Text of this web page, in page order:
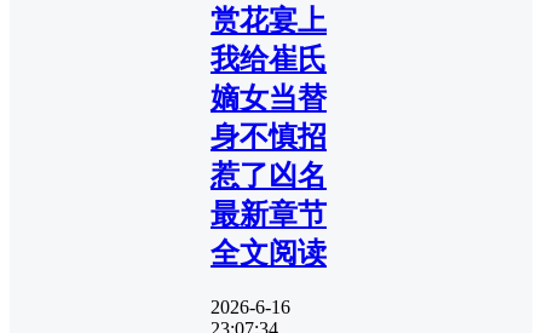
赏花宴上
我给崔氏
嫡女当替
身不慎招
惹了凶名
最新章节
全文阅读
2026-6-16